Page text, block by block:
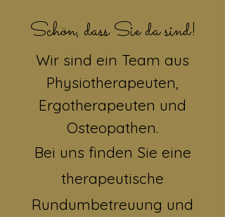
Schön, dass Sie da sind!
Wir sind ein Team aus
Physiotherapeuten,
Ergotherapeuten und
Osteopathen.
Bei uns finden Sie eine
therapeutische
Rundumbetreuung und